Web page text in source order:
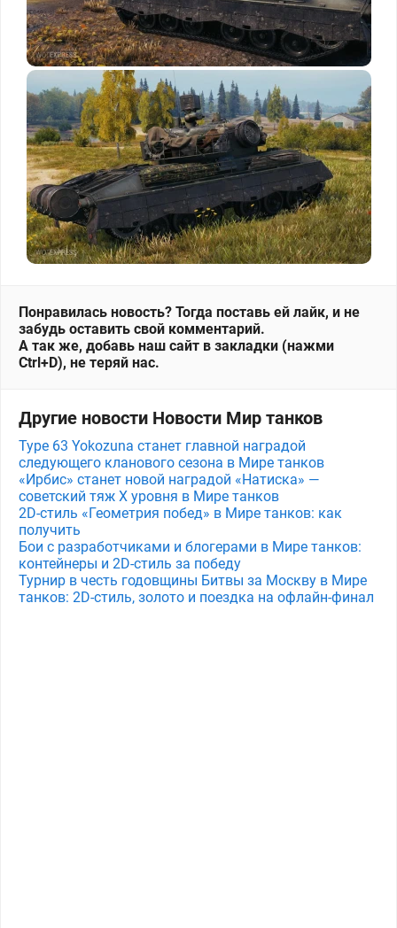
Понравилась новость? Тогда поставь ей лайк, и не
забудь оставить свой комментарий.
А так же, добавь наш сайт в закладки (нажми
Ctrl+D), не теряй нас.
Другие новости Новости Мир танков
Type 63 Yokozuna станет главной наградой
следующего кланового сезона в Мире танков
«Ирбис» станет новой наградой «Натиска» —
советский тяж X уровня в Мире танков
2D-стиль «Геометрия побед» в Мире танков: как
получить
Бои с разработчиками и блогерами в Мире танков:
контейнеры и 2D-стиль за победу
Турнир в честь годовщины Битвы за Москву в Мире
танков: 2D-стиль, золото и поездка на офлайн-финал